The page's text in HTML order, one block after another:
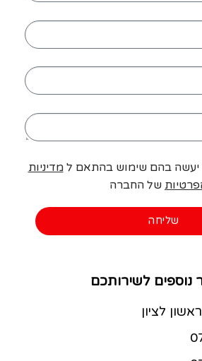
יעשה בהם שימוש בהתאם למדיניות
של החברה
שליחה
נוספים לשירותכם